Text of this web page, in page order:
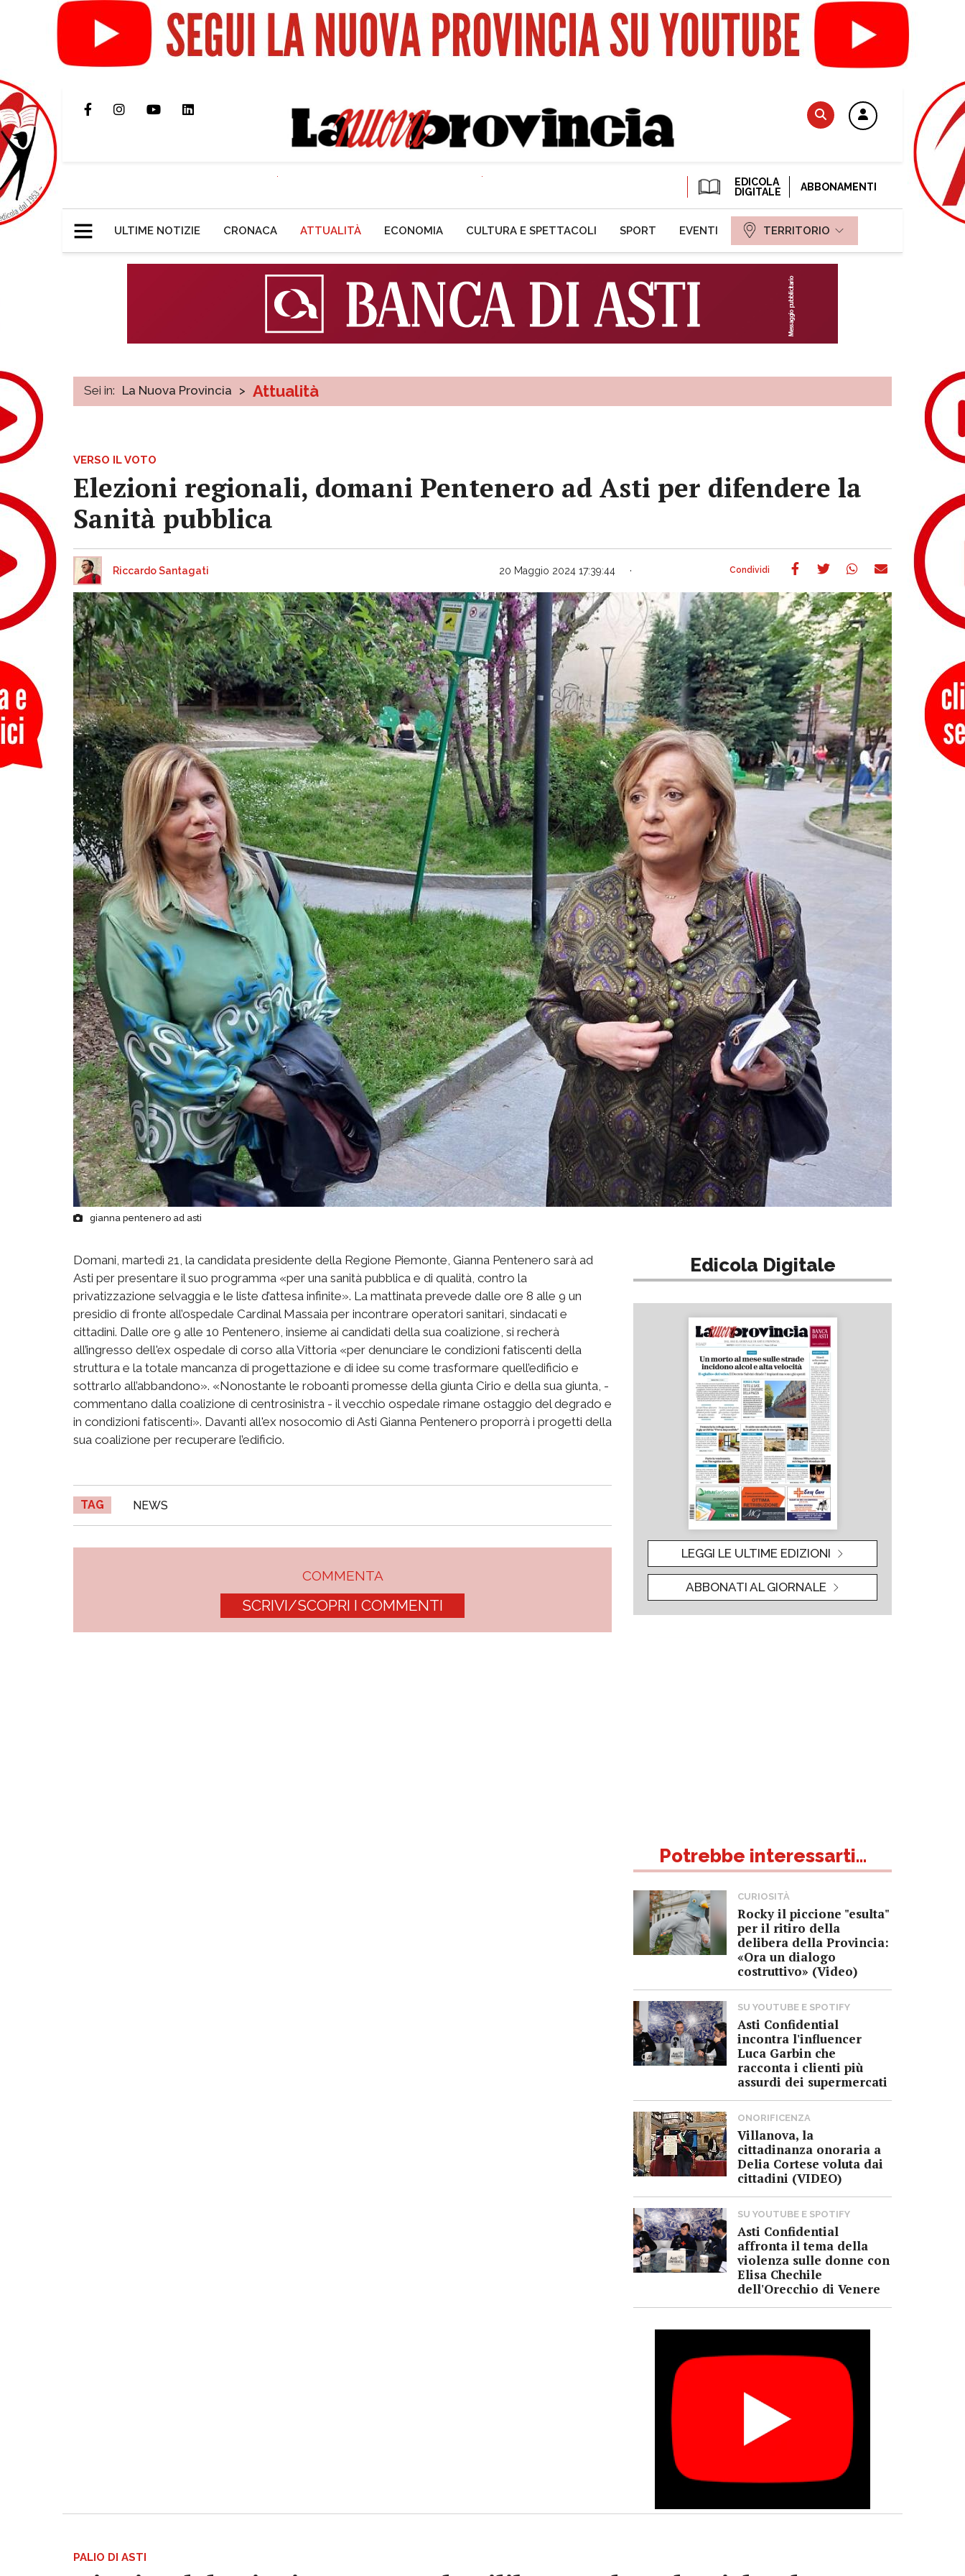
EDICOLA
DIGITALE
ABBONAMENTI
ULTIME NOTIZIE CRONACA ATTUALITÀ ECONOMIA CULTURA E SPETTACOLI SPORT EVENTI TERRITORIO
Sei in: La Nuova Provincia > Attualità
VERSO IL VOTO
Elezioni regionali, domani Pentenero ad Asti per difendere la
Sanità pubblica
Riccardo Santagati 20 Maggio 2024 17:39:44
gianna pentenero ad asti
Domani, martedì 21, la candidata presidente della Regione Piemonte, Gianna Pentenero sarà ad
Asti per presentare il suo programma «per una sanità pubblica e di qualità, contro la
privatizzazione selvaggia e le liste d’attesa infinite». La mattinata prevede dalle ore 8 alle 9 un
presidio di fronte all’ospedale Cardinal Massaia per incontrare operatori sanitari, sindacati e
cittadini. Dalle ore 9 alle 10 Pentenero, insieme ai candidati della sua coalizione, si recherà
all’ingresso dell'ex ospedale di corso alla Vittoria «per denunciare le condizioni fatiscenti della
struttura e la totale mancanza di progettazione e di idee su come trasformare quell’edificio e
sottrarlo all’abbandono». «Nonostante le roboanti promesse della giunta Cirio e della sua giunta, -
commentano dalla coalizione di centrosinistra - il vecchio ospedale rimane ostaggio del degrado e
in condizioni fatiscenti». Davanti all'ex nosocomio di Asti Gianna Pentenero proporrà i progetti della
sua coalizione per recuperare l’edificio.
TAG NEWS
COMMENTA
SCRIVI/SCOPRI I COMMENTI
Edicola Digitale
LEGGI LE ULTIME EDIZIONI
ABBONATI AL GIORNALE
Potrebbe interessarti...
CURIOSITÀ
Rocky il piccione "esulta"
per il ritiro della
delibera della Provincia:
«Ora un dialogo
costruttivo» (Video)
SU YOUTUBE E SPOTIFY
Asti Confidential
incontra l'influencer
Luca Garbin che
racconta i clienti più
assurdi dei supermercati
ONORIFICENZA
Villanova, la
cittadinanza onoraria a
Delia Cortese voluta dai
cittadini (VIDEO)
SU YOUTUBE E SPOTIFY
Asti Confidential
affronta il tema della
violenza sulle donne con
Elisa Chechile
dell'Orecchio di Venere
PALIO DI ASTI